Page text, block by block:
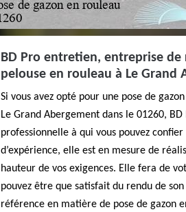
BD Pro entretien, entreprise de
pelouse en rouleau à Le Grand
Si vous avez opté pour une pose de
Le Grand Abergement dans le 01260,
professionnelle à qui vous pouvez
d’expérience, elle est en mesure de
hauteur de vos exigences. Elle fera de
pouvez être que satisfait du rendu de
référence en matière de pose de gazon